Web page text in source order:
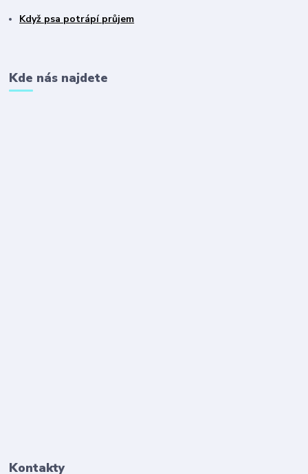
Když psa potrápí průjem
Kde nás najdete
Kontakty